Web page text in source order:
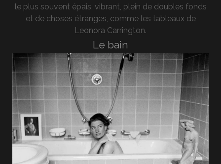
le plus souvent épais, vibrant, plein de doubles fonds
et de choses étranges, comme les tableaux de
Leonora Carrington.
Le bain